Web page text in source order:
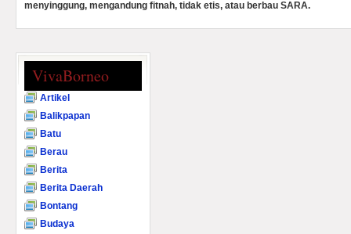
menyinggung, mengandung fitnah, tidak etis, atau berbau SARA.
VivaBorneo
Artikel
Balikpapan
Batu
Berau
Berita
Berita Daerah
Bontang
Budaya